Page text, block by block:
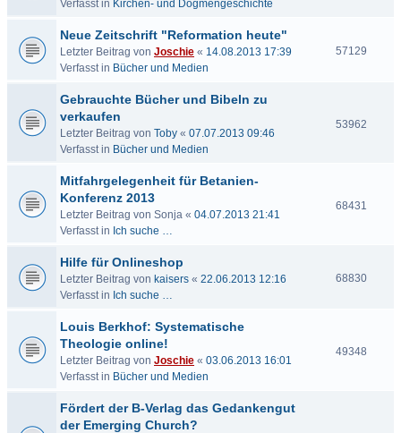
Verfasst in Kirchen- und Dogmengeschichte
Neue Zeitschrift "Reformation heute"
Letzter Beitrag von Joschie « 14.08.2013 17:39
Verfasst in Bücher und Medien
57129
Gebrauchte Bücher und Bibeln zu
verkaufen
Letzter Beitrag von Toby « 07.07.2013 09:46
Verfasst in Bücher und Medien
53962
Mitfahrgelegenheit für Betanien-
Konferenz 2013
Letzter Beitrag von Sonja « 04.07.2013 21:41
Verfasst in Ich suche …
68431
Hilfe für Onlineshop
Letzter Beitrag von kaisers « 22.06.2013 12:16
Verfasst in Ich suche …
68830
Louis Berkhof: Systematische
Theologie online!
Letzter Beitrag von Joschie « 03.06.2013 16:01
Verfasst in Bücher und Medien
49348
Fördert der B-Verlag das Gedankengut
der Emerging Church?